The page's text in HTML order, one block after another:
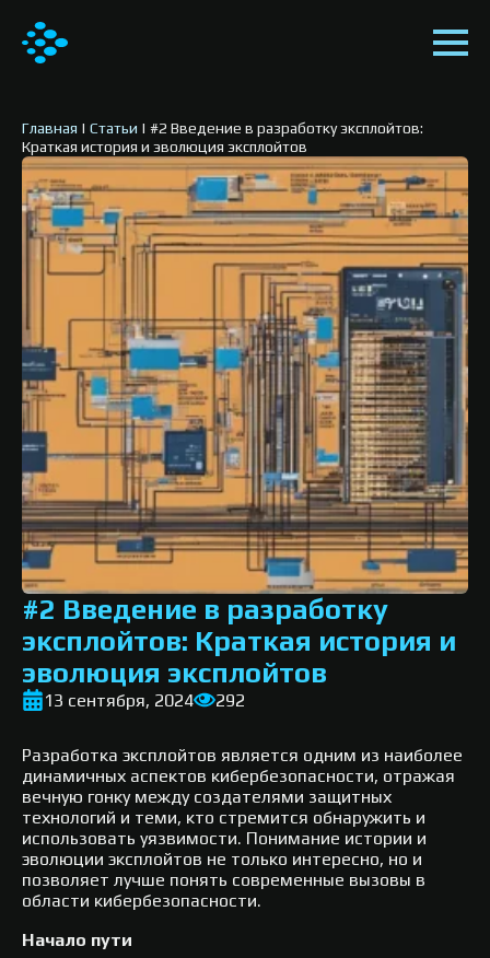
Главная | Статьи | #2 Введение в разработку эксплойтов:
Краткая история и эволюция эксплойтов
#2 Введение в разработку
эксплойтов: Краткая история и
эволюция эксплойтов
13 сентября, 2024 292
Разработка эксплойтов является одним из наиболее
динамичных аспектов кибербезопасности, отражая
вечную гонку между создателями защитных
технологий и теми, кто стремится обнаружить и
использовать уязвимости. Понимание истории и
эволюции эксплойтов не только интересно, но и
позволяет лучше понять современные вызовы в
области кибербезопасности.
Начало пути